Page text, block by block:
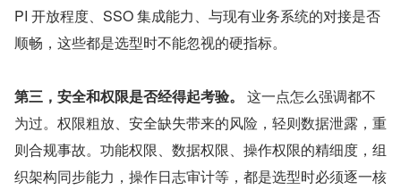
PI 开放程度、SSO 集成能力、与现有业务系统的对接是否
顺畅，这些都是选型时不能忽视的硬指标。
第三，安全和权限是否经得起考验。
这一点怎么强调都不
为过。权限粗放、安全缺失带来的风险，轻则数据泄露，重
则合规事故。功能权限、数据权限、操作权限的精细度，组
织架构同步能力，操作日志审计等，都是选型时必须逐一核